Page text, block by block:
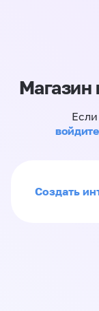
Магазин
Создать